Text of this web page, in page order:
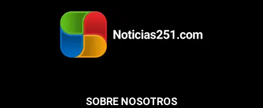
SOBRE NOSOTROS